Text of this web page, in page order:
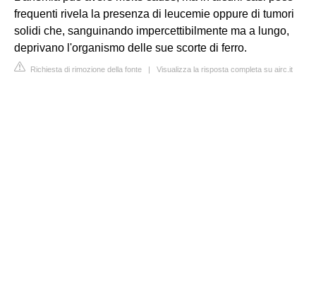
frequenti rivela la presenza di leucemie oppure di tumori
solidi che, sanguinando impercettibilmente ma a lungo,
deprivano l'organismo delle sue scorte di ferro.
Richiesta di rimozione della fonte | Visualizza la risposta completa su airc.it